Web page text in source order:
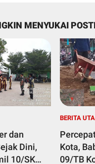
MENYUKAI
dan
Dini,
10/SK
BERITA
Kota,
09/TB